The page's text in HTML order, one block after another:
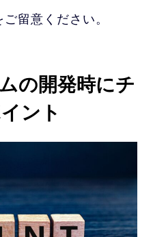
留意ください。
の開発時にチ
ント